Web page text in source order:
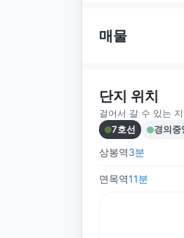
매물
단지 위치
걸어서 갈 수 있는
7호선
경의중
상봉역3분
면목역11분